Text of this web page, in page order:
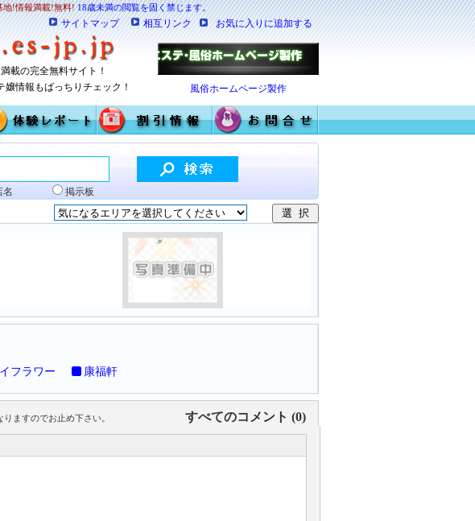
地!情報満載!無料! 18歳未満の閲覧を固く禁じます。
サイトマップ 相互リンク お気に入りに追加する
載の完全無料サイト！
嬢情報もばっちりチェック！
風俗ホームページ製作
名 掲示板
フラワー 康福軒
ますのでお止め下さい。 すべてのコメント (0)